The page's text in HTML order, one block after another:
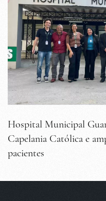
Hospital Municipal
Capelania Católica e
pacientes